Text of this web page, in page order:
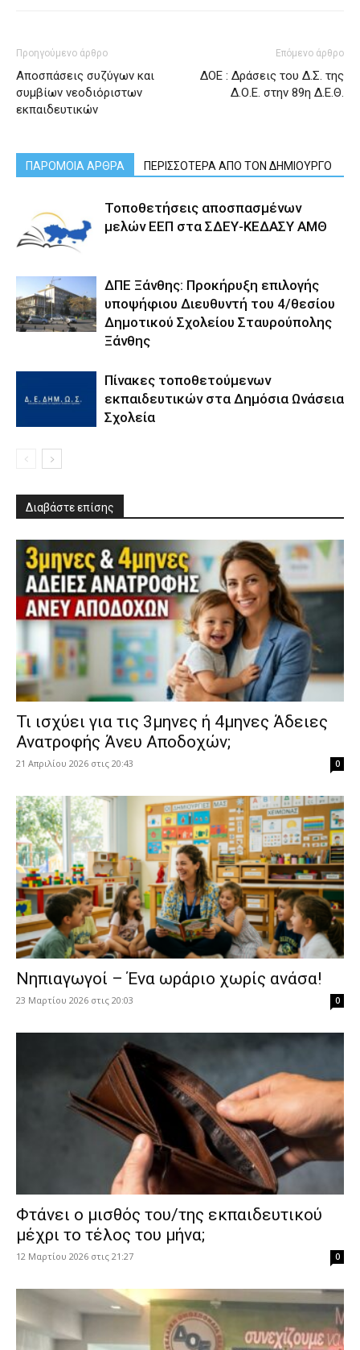
Προηγούμενο άρθρο
Αποσπάσεις συζύγων και
συμβίων νεοδιόριστων
εκπαιδευτικών
Επόμενο άρθρο
ΔΟΕ : Δράσεις του Δ.Σ. της
Δ.Ο.Ε. στην 89η Δ.Ε.Θ.
ΠΑΡΟΜΟΙΑ ΑΡΘΡΑ ΠΕΡΙΣΣΟΤΕΡΑ ΑΠΟ ΤΟΝ ΔΗΜΙΟΥΡΓΟ
Τοποθετήσεις αποσπασμένων
μελών ΕΕΠ στα ΣΔΕΥ-ΚΕΔΑΣΥ ΑΜΘ
ΔΠΕ Ξάνθης: Προκήρυξη επιλογής
υποψήφιου Διευθυντή του 4/θεσίου
Δημοτικού Σχολείου Σταυρούπολης
Ξάνθης
Πίνακες τοποθετούμενων
εκπαιδευτικών στα Δημόσια Ωνάσεια
Σχολεία
Διαβάστε επίσης
​Τι ισχύει για τις 3μηνες ή 4μηνες Άδειες
Ανατροφής Άνευ Αποδοχών;
21 Απριλίου 2026 στις 20:43 0
Νηπιαγωγοί – Ένα ωράριο χωρίς ανάσα!
23 Μαρτίου 2026 στις 20:03 0
Φτάνει ο μισθός του/της εκπαιδευτικού
μέχρι το τέλος του μήνα;
12 Μαρτίου 2026 στις 21:27 0